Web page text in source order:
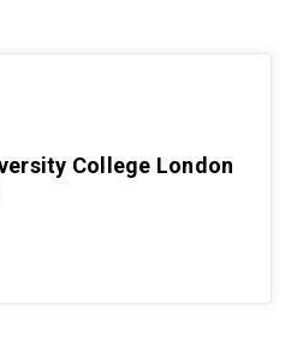
College London